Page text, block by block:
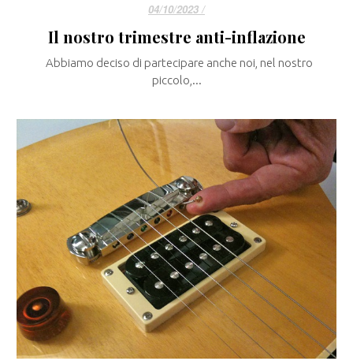
04/10/2023 /
Il nostro trimestre anti-inflazione
Abbiamo deciso di partecipare anche noi, nel nostro
piccolo,...